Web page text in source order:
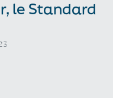
le Standard